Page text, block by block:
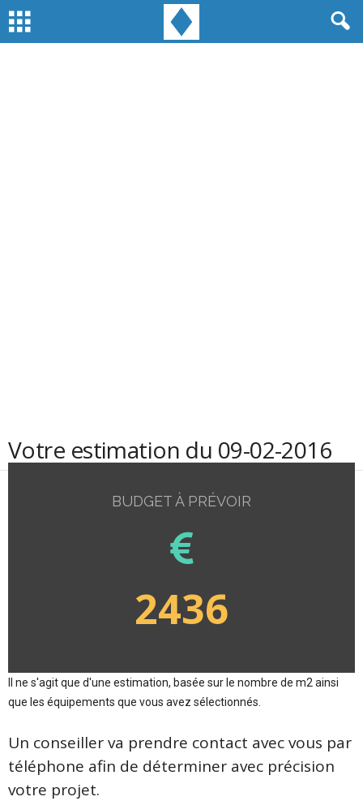
Votre estimation du 09-02-2016
BUDGET À PRÉVOIR
2436
Il ne s'agit que d'une estimation, basée sur le nombre de m2 ainsi
que les équipements que vous avez sélectionnés.
Un conseiller va prendre contact avec vous par
téléphone afin de déterminer avec précision
votre projet.